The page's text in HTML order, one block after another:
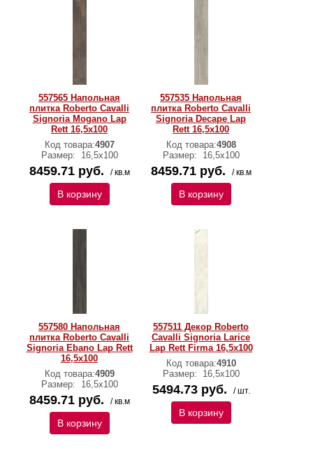
557565 Напольная
плитка Roberto Cavalli
Signoria Mogano Lap
Rett 16,5x100
Код товара:4907
Размер:
16,5x100
8459.71 руб. / кв.м
В корзину
557535 Напольная
плитка Roberto Cavalli
Signoria Decape Lap
Rett 16,5x100
Код товара:4908
Размер:
16,5x100
8459.71 руб. / кв.м
В корзину
557580 Напольная
плитка Roberto Cavalli
Signoria Ebano Lap Rett
16,5x100
Код товара:4909
Размер:
16,5x100
8459.71 руб. / кв.м
В корзину
557511 Декор Roberto
Cavalli Signoria Larice
Lap Rett Firma 16,5x100
Код товара:4910
Размер:
16,5x100
5494.73 руб. / шт.
В корзину